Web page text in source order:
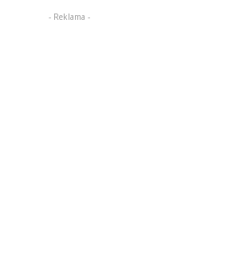
- Reklama -